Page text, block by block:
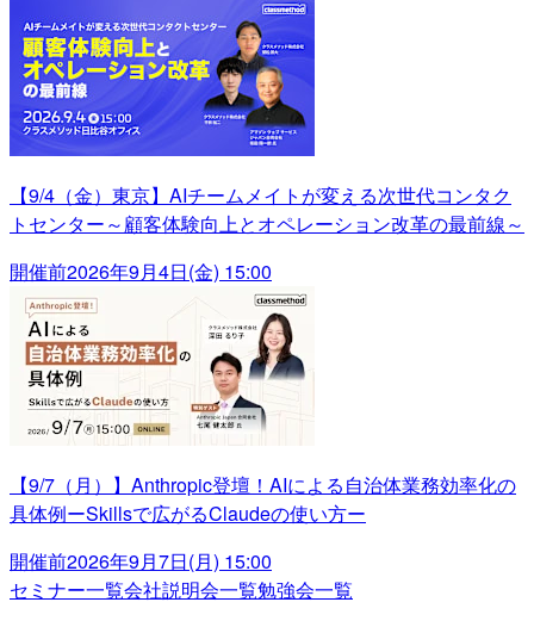
【9/4（金）東京】AIチームメイトが変える次世代コンタク
トセンター～顧客体験向上とオペレーション改革の最前線～
開催前2026年9月4日(金) 15:00
【9/7（月）】Anthropic登壇！AIによる自治体業務効率化の
具体例ーSkillsで広がるClaudeの使い方ー
開催前2026年9月7日(月) 15:00
セミナー一覧会社説明会一覧勉強会一覧